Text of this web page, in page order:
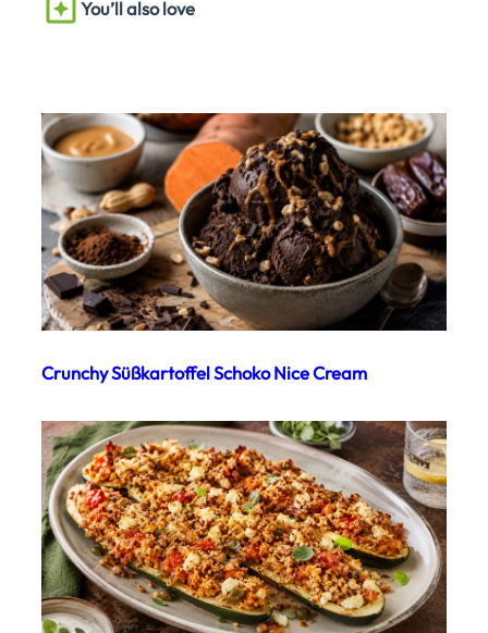
You’ll also love
Crunchy Süßkartoffel Schoko Nice Cream